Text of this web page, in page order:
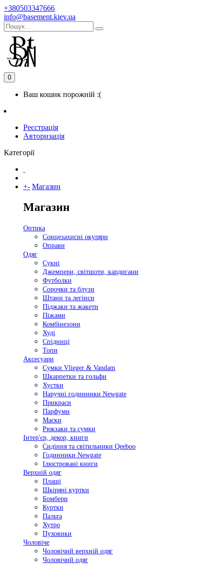
+380503347666
info@basement.kiev.ua
0
Ваш кошик порожній :(
Реєстрація
Авторизація
Категорії
+- Магазин
Магазин
Оптика
Сонцезахисні окуляри
Оправи
Одяг
Сукні
Джемпери, світшоти, кардигани
Футболки
Сорочки та блузи
Штани та легінси
Піджаки та жакети
Піжами
Комбінезони
Худі
Спідниці
Топи
Аксесуари
Сумки Vlieger & Vandam
Шкарпетки та гольфи
Хустки
Наручні годинники Newgate
Прикраси
Парфуми
Маски
Рюкзаки та сумки
Інтер'єр, декор, книги
Сидіння та світильники Qeeboo
Годинники Newgate
Ілюстровані книги
Верхній одяг
Плащі
Шкіряні куртки
Бомбери
Куртки
Пальта
Хутро
Пуховики
Чоловіче
Чоловічий верхній одяг
Чоловічий одяг